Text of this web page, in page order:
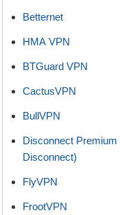
Betternet
HMA VPN
BTGuard VPN
CactusVPN
BullVPN
Disconnect
Disconnect)
FlyVPN
FrootVPN